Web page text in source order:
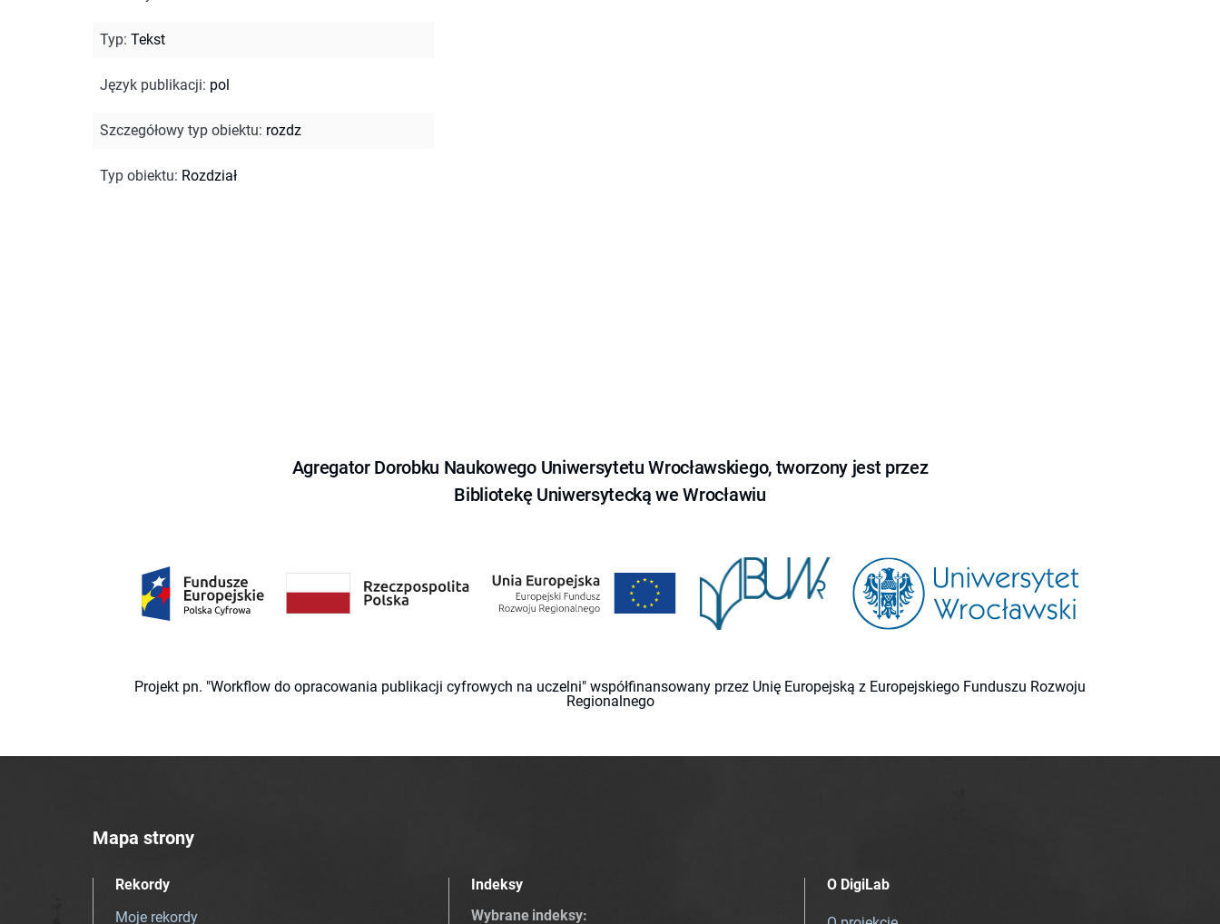
Typ: Tekst
Język publikacji: pol
Szczegółowy typ obiektu: rozdz
Typ obiektu: Rozdział
Agregator Dorobku Naukowego Uniwersytetu Wrocławskiego, tworzony jest przez
Bibliotekę Uniwersytecką we Wrocławiu
Projekt pn. "Workflow do opracowania publikacji cyfrowych na uczelni" współfinansowany przez Unię Europejską z Europejskiego Funduszu Rozwoju
Regionalnego
Mapa strony
Rekordy
Moje rekordy
Indeksy
Wybrane indeksy:
O DigiLab